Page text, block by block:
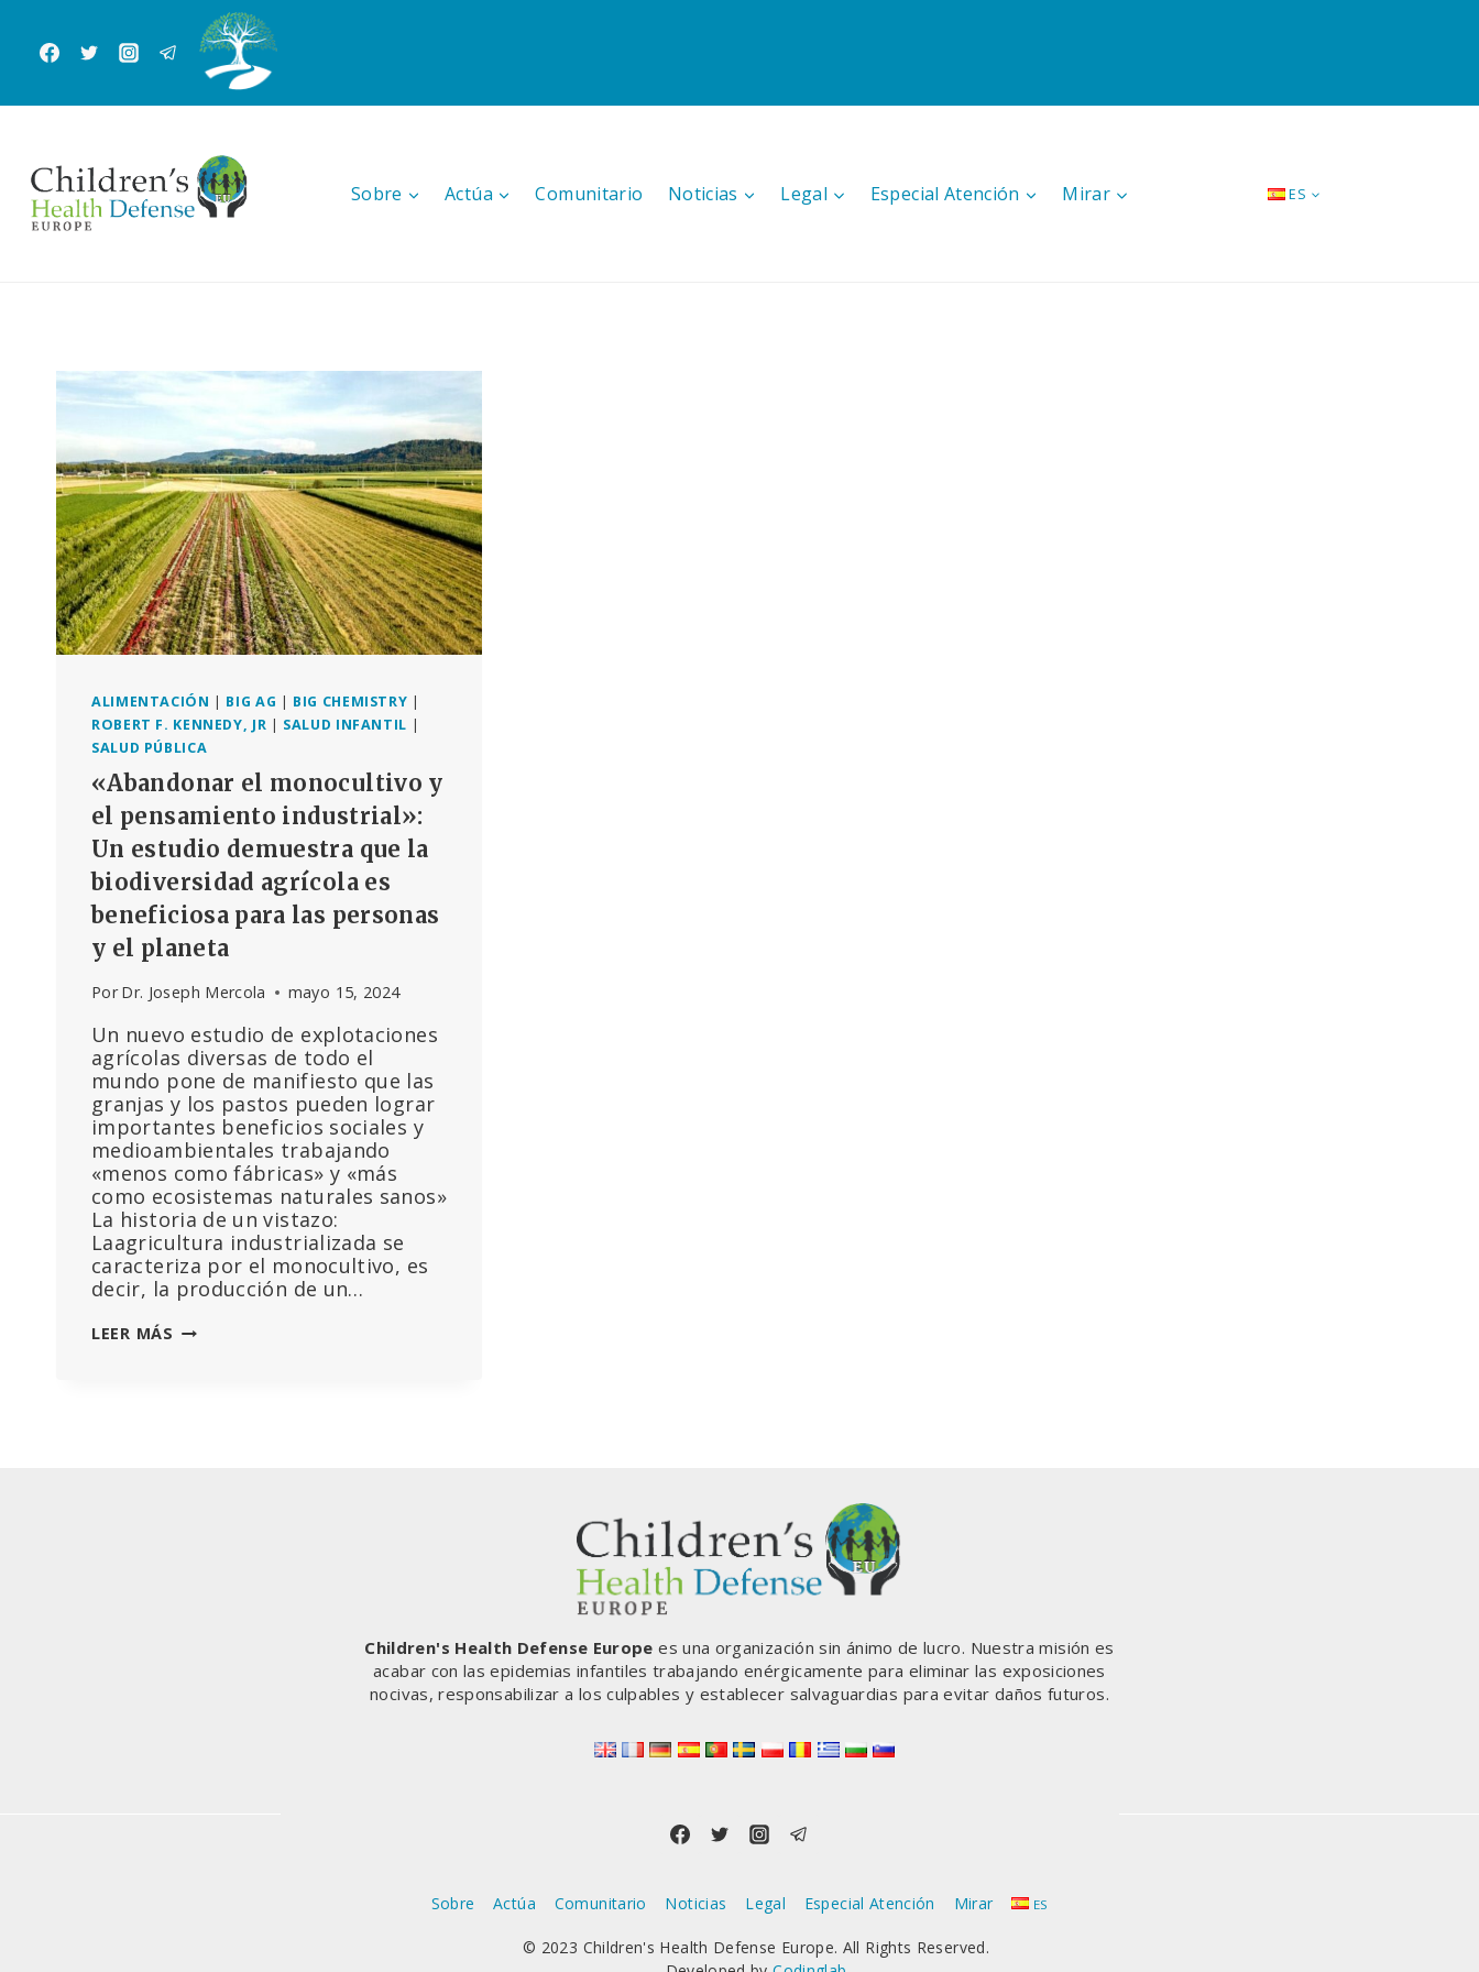
Contenido
Sobre Actúa Comunitario Noticias Legal Especial Atención Mirar ES
ALIMENTACIÓN | BIG AG | BIG CHEMISTRY |
ROBERT F. KENNEDY, JR | SALUD INFANTIL |
SALUD PÚBLICA
«Abandonar el monocultivo y
el pensamiento industrial»:
Un estudio demuestra que la
biodiversidad agrícola es
beneficiosa para las personas
y el planeta
Por Dr. Joseph Mercola mayo 15, 2024
Un nuevo estudio de explotaciones
agrícolas diversas de todo el
mundo pone de manifiesto que las
granjas y los pastos pueden lograr
importantes beneficios sociales y
medioambientales trabajando
«menos como fábricas» y «más
como ecosistemas naturales sanos»
La historia de un vistazo:
Laagricultura industrializada se
caracteriza por el monocultivo, es
decir, la producción de un…
LEER MÁS «ABANDONAR
Children's Health Defense Europe es una organización sin ánimo de lucro. Nuestra misión es
acabar con las epidemias infantiles trabajando enérgicamente para eliminar las exposiciones
nocivas, responsabilizar a los culpables y establecer salvaguardias para evitar daños futuros.
Sobre Actúa Comunitario Noticias Legal Especial Atención Mirar ES
© 2023 Children's Health Defense Europe. All Rights Reserved.